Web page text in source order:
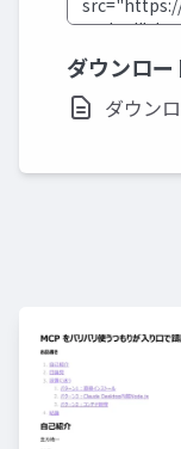
ダウンロー
ダウン